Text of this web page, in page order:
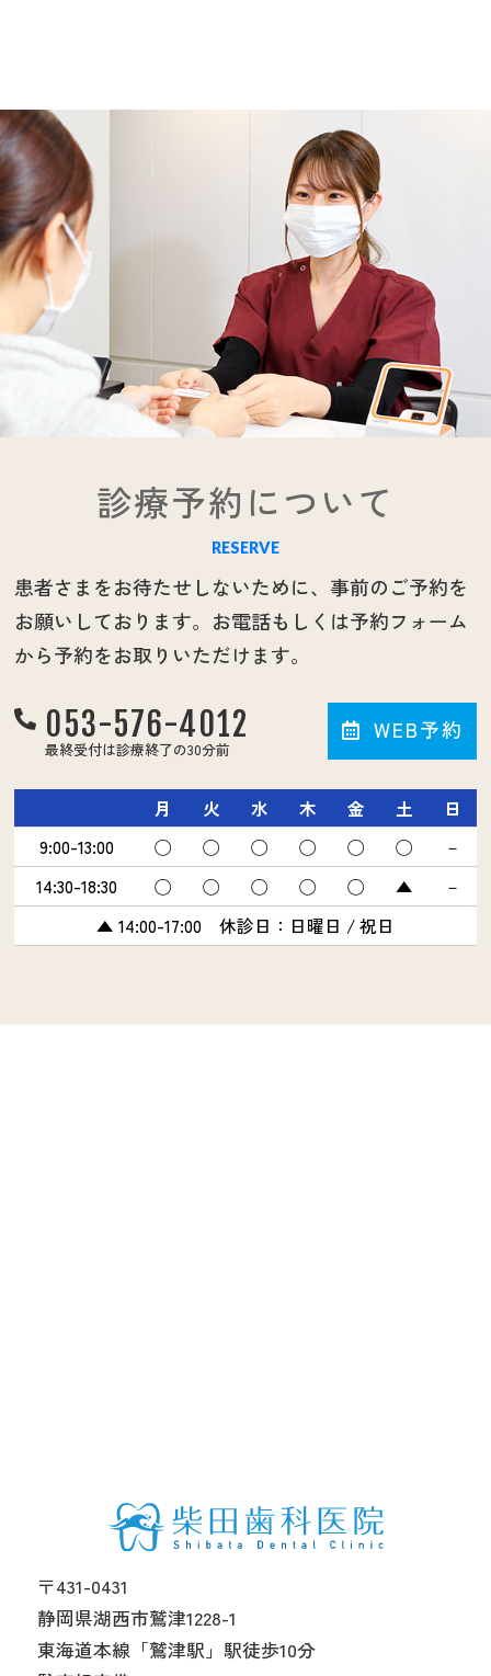
診療予約について
RESERVE
患者さまをお待たせしないために、事前のご予約を
お願いしております。お電話もしくは予約フォーム
から予約をお取りいただけます。
053-576-4012
最終受付は診療終了の30分前
WEB予約
月 火 水 木 金 土
日
9:00-13:00
◯ ◯ ◯ ◯ ◯ ◯
－
14:30-18:30
◯ ◯ ◯ ◯ ◯ ▲
－
▲ 14:00-17:00 休診日：日曜日 / 祝日
〒431-0431
静岡県湖西市鷲津1228-1
東海道本線「鷲津駅」駅徒歩10分